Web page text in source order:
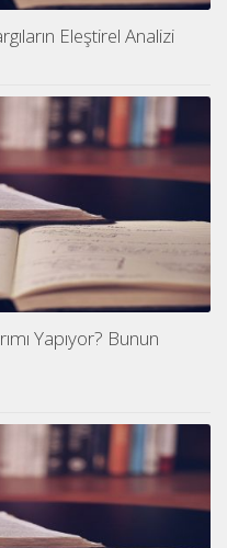
Eleştirel Analizi
Yapıyor? Bunun